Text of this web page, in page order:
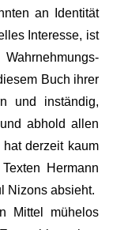
an Identität
Interesse, ist
Buch ihrer
und inständig,
abhold allen
derzeit kaum
Hermann
Nizons absieht.
Mittel mühelos